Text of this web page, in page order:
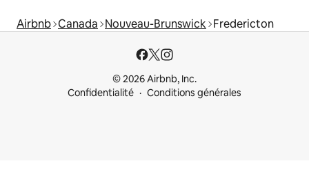
Airbnb Canada Nouveau-Brunswick Fredericton
© 2026 Airbnb, Inc.
Confidentialité
Conditions générales